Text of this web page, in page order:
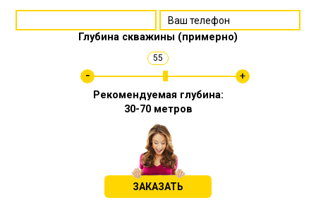
Глубина скважины (примерно)
55
Рекомендуемая глубина:
30-70 метров
ЗАКАЗАТЬ